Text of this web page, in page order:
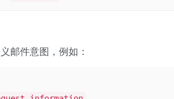
邮件意图，例如：